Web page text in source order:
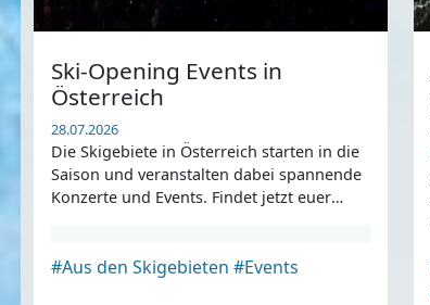
Ski-Opening Events in
Österreich
28.07.2026
Die Skigebiete in Österreich starten in die
Saison und veranstalten dabei spannende
Konzerte und Events. Findet jetzt euer
#Aus den Skigebieten #Events